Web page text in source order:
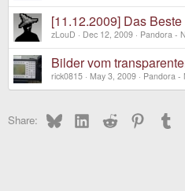
[11.12.2009] Das
zLouD Dec 12, 2009 Pandora -
Bilder vom
rick0815 May 3, 2009 Pandora -
Share: Bluesky LinkedInReddit Pinterest